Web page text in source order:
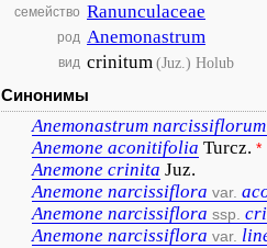
семейство Ranunculaceae
род Anemonastrum
вид crinitum(Juz.) Holub
Синонимы
Anemonastrum narcissiflorum
Anemone aconitifolia Turcz. *
Anemone crinita Juz.
Anemone narcissiflora var.
Anemone narcissiflora ssp.
Anemone narcissiflora var.